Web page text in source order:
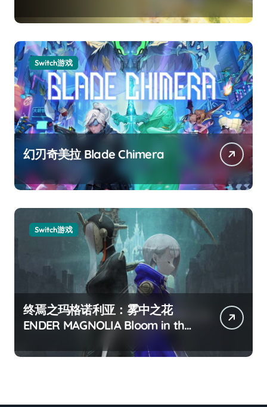
Switch游戏
幻刃奇美拉 Blade Chimera
Switch游戏
终焉之玛格诺利亚：雾中之花
ENDER MAGNOLIA Bloom in the